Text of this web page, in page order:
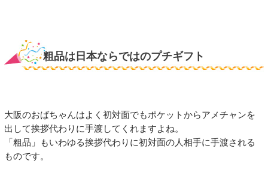
粗品は日本ならではのプチギフト
大阪のおばちゃんはよく初対面でもポケットからアメチャンを
出して挨拶代わりに手渡してくれますよね。
「粗品」もいわゆる挨拶代わりに初対面の人相手に手渡される
ものです。